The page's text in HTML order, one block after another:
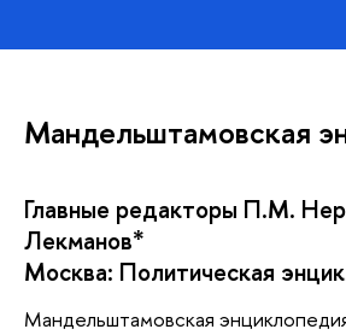
Мандельштамовская
Главные редакторы П.М.
Лекманов*
Москва: Политическая
Мандельштамовская